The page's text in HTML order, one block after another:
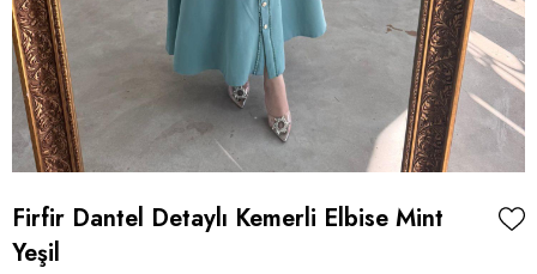
Firfir Dantel Detaylı Kemerli Elbise Mint
Yeşil